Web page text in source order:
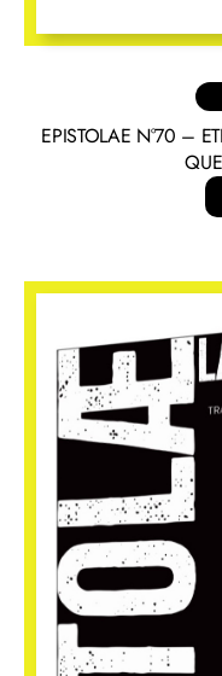
EPISTOLAE N°70 –